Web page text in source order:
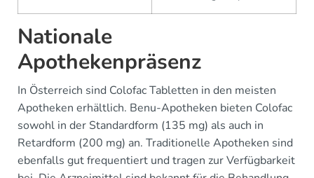
Nationale
Apothekenpräsenz
In Österreich sind Colofac Tabletten in den meisten
Apotheken erhältlich. Benu-Apotheken bieten Colofac
sowohl in der Standardform (135 mg) als auch in
Retardform (200 mg) an. Traditionelle Apotheken sind
ebenfalls gut frequentiert und tragen zur Verfügbarkeit